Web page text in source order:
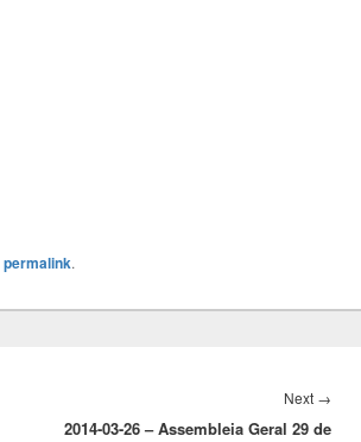
permalink.
Next →
post:
2014-03-26 – Assembleia Geral 29 de